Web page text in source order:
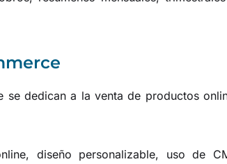
se dedican a la venta de productos
diseño personalizable, uso de